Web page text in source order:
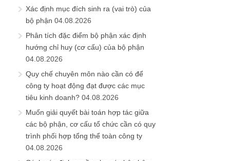
Xác định mục đích sinh ra (vai trò) của
bộ phận 04.08.2026
Phân tích đặc điểm bộ phận xác định
hướng chỉ huy (cơ cấu) của bộ phận
04.08.2026
Quy chế chuyên môn nào cần có để
công ty hoạt động đạt được các mục
tiêu kinh doanh? 04.08.2026
Muốn giải quyết bài toán hợp tác giữa
các bộ phận, cơ cấu tổ chức cần có quy
trình phối hợp tổng thể toàn công ty
04.08.2026